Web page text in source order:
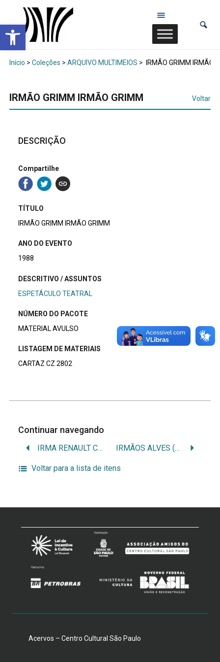
Abrir a barra de ferramentas
Início > Coleções > ARQUIVO MULTIMEIOS > IRMÃO GRIMM IRMÃO
IRMÃO GRIMM IRMÃO GRIMM Voltar
DESCRIÇÃO
Compartilhe
TÍTULO
IRMÃO GRIMM IRMÃO GRIMM
ANO DO EVENTO
1988
DESCRITIVO / ASSUNTOS
ESPETÁCULO TEATRAL
NÚMERO DO PACOTE
MATERIAL AVULSO
LISTAGEM DE MATERIAIS
CARTAZ CZ 2802
Continuar navegando
IRMA RENAULT COELHO LESSA IRMÃOS ALVES (GRUPO CIRCO)
Voltar para a lista de itens
Acervos – Centro Cultural São Paulo